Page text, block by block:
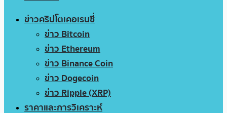
ข่าวคริปโตเคอเรนซี่
ข่าว Bitcoin
ข่าว Ethereum
ข่าว Binance Coin
ข่าว Dogecoin
ข่าว Ripple (XRP)
ราคาและการวิเคราะห์